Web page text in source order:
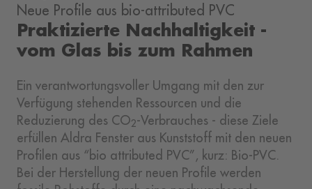
Neue Profile aus bio-attributed PVC
Praktizierte Nachhaltigkeit -
vom Glas bis zum Rahmen
Ein verantwortungsvoller Umgang mit den zur
Verfügung stehenden Ressourcen und die
Reduzierung des CO2-Verbrauches - diese Ziele
erfüllen Aldra Fenster aus Kunststoff mit den neuen
Profilen aus “bio attributed PVC”, kurz: Bio-PVC.
Bei der Herstellung der neuen Profile werden